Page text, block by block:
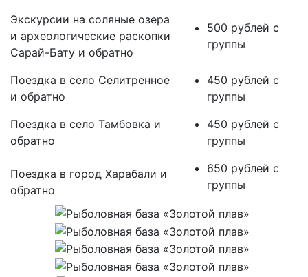
Экскурсии на соляные озера
и археологические раскопки
Сарай-Бату и обратно
500 рублей с
группы
Поездка в село Селитренное
и обратно
450 рублей с
группы
Поездка в село Тамбовка и
обратно
450 рублей с
группы
Поездка в город Харабали и
обратно
650 рублей с
группы